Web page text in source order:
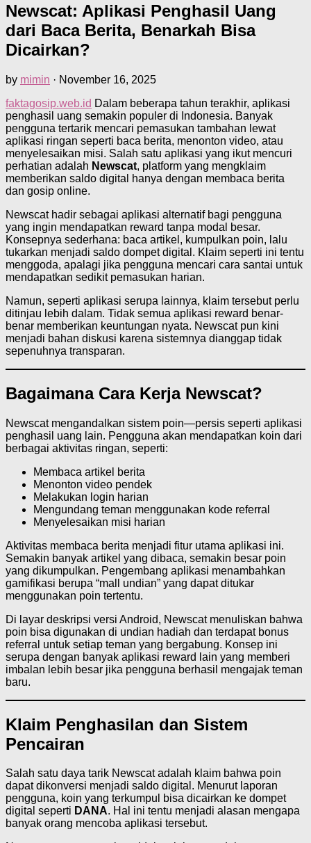
Newscat: Aplikasi Penghasil Uang
dari Baca Berita, Benarkah Bisa
Dicairkan?
by mimin · November 16, 2025
faktagosip.web.id Dalam beberapa tahun terakhir, aplikasi
penghasil uang semakin populer di Indonesia. Banyak
pengguna tertarik mencari pemasukan tambahan lewat
aplikasi ringan seperti baca berita, menonton video, atau
menyelesaikan misi. Salah satu aplikasi yang ikut mencuri
perhatian adalah Newscat, platform yang mengklaim
memberikan saldo digital hanya dengan membaca berita
dan gosip online.
Newscat hadir sebagai aplikasi alternatif bagi pengguna
yang ingin mendapatkan reward tanpa modal besar.
Konsepnya sederhana: baca artikel, kumpulkan poin, lalu
tukarkan menjadi saldo dompet digital. Klaim seperti ini tentu
menggoda, apalagi jika pengguna mencari cara santai untuk
mendapatkan sedikit pemasukan harian.
Namun, seperti aplikasi serupa lainnya, klaim tersebut perlu
ditinjau lebih dalam. Tidak semua aplikasi reward benar-
benar memberikan keuntungan nyata. Newscat pun kini
menjadi bahan diskusi karena sistemnya dianggap tidak
sepenuhnya transparan.
Bagaimana Cara Kerja Newscat?
Newscat mengandalkan sistem poin—persis seperti aplikasi
penghasil uang lain. Pengguna akan mendapatkan koin dari
berbagai aktivitas ringan, seperti:
Membaca artikel berita
Menonton video pendek
Melakukan login harian
Mengundang teman menggunakan kode referral
Menyelesaikan misi harian
Aktivitas membaca berita menjadi fitur utama aplikasi ini.
Semakin banyak artikel yang dibaca, semakin besar poin
yang dikumpulkan. Pengembang aplikasi menambahkan
gamifikasi berupa “mall undian” yang dapat ditukar
menggunakan poin tertentu.
Di layar deskripsi versi Android, Newscat menuliskan bahwa
poin bisa digunakan di undian hadiah dan terdapat bonus
referral untuk setiap teman yang bergabung. Konsep ini
serupa dengan banyak aplikasi reward lain yang memberi
imbalan lebih besar jika pengguna berhasil mengajak teman
baru.
Klaim Penghasilan dan Sistem
Pencairan
Salah satu daya tarik Newscat adalah klaim bahwa poin
dapat dikonversi menjadi saldo digital. Menurut laporan
pengguna, koin yang terkumpul bisa dicairkan ke dompet
digital seperti DANA. Hal ini tentu menjadi alasan mengapa
banyak orang mencoba aplikasi tersebut.